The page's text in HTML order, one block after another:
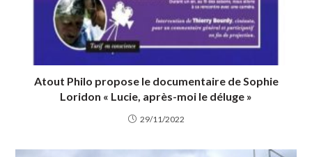
Atout Philo propose le documentaire de Sophie
Loridon « Lucie, après-moi le déluge »
29/11/2022